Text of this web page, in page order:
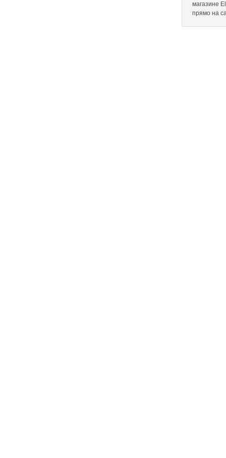
магазине
прямо на